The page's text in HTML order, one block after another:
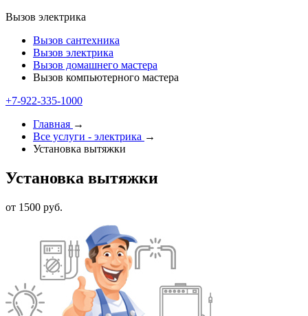
Вызов электрика
Вызов сантехника
Вызов электрика
Вызов домашнего мастера
Вызов компьютерного мастера
+7-922-335-2000
Главная →
Все услуги - электрика →
Установка вытяжки
Установка вытяжки
от 1500 руб.